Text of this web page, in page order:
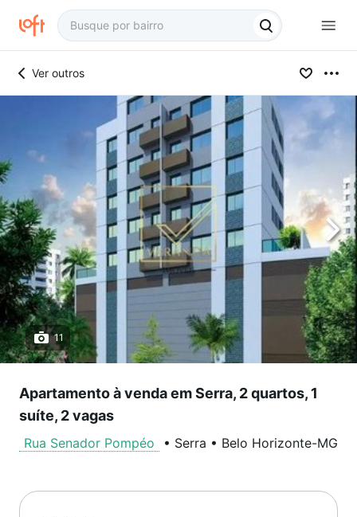
Ver outros
11
Apartamento à venda em Serra, 2 quartos, 1
suíte, 2 vagas
Rua Senador Pompéo • Serra • Belo Horizonte-MG